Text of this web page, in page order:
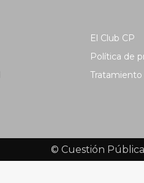
El Club CP
Política de
© Cuestión